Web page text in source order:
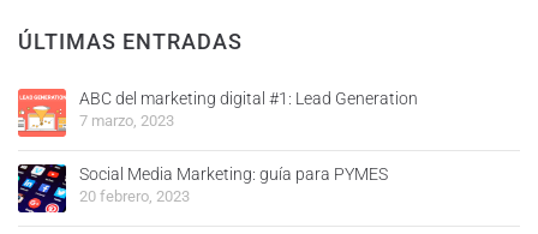
ÚLTIMAS ENTRADAS
ABC del marketing digital #1: Lead Generation
7 marzo, 2023
Social Media Marketing: guía para PYMES
20 febrero, 2023